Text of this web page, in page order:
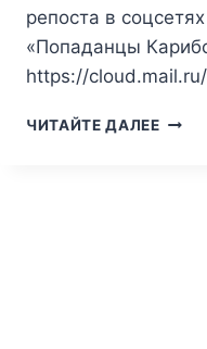
репоста в
«Попаданцы
https://
ЧИТАЙТЕ ДАЛЕЕ ВСЯ